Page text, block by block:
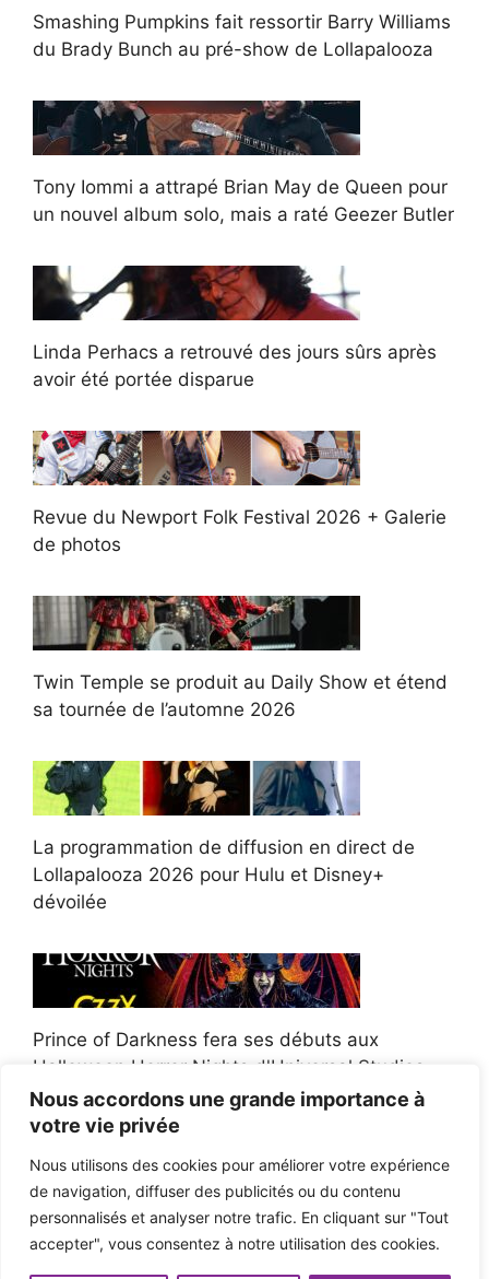
Nous accordons une grande importance à
votre vie privée
Nous utilisons des cookies pour améliorer votre expérience
de navigation, diffuser des publicités ou du contenu
personnalisés et analyser notre trafic. En cliquant sur "Tout
accepter", vous consentez à notre utilisation des cookies.
Smashing Pumpkins fait ressortir Barry Williams
du Brady Bunch au pré-show de Lollapalooza
Tony Iommi a attrapé Brian May de Queen pour
un nouvel album solo, mais a raté Geezer Butler
Linda Perhacs a retrouvé des jours sûrs après
avoir été portée disparue
Revue du Newport Folk Festival 2026 + Galerie
de photos
Twin Temple se produit au Daily Show et étend
sa tournée de l’automne 2026
La programmation de diffusion en direct de
Lollapalooza 2026 pour Hulu et Disney+
dévoilée
Prince of Darkness fera ses débuts aux
Halloween Horror Nights d'Universal Studios
Afroman poursuit un policier de l'Ohio après la
victoire du jury en diffamation